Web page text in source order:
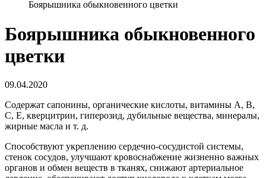
Боярышника обыкновенного цветки
Боярышника обыкновенного
цветки
09.04.2020
Содержат сапонины, органические кислоты, витамины А, В,
С, Е, кверцитрин, гиперозид, дубильные вещества, минералы,
жирные масла и т. д.
Способствуют укреплению сердечно-сосудистой системы,
стенок сосудов, улучшают кровоснабжение жизненно важных
органов и обмен веществ в тканях, снижают артериальное